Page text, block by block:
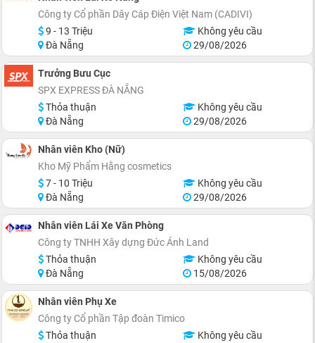
Công ty Cổ phần Dây Cáp Điện Việt Nam (CADIVI)
9 - 13 Triệu
Không yêu cầu
Đà Nẵng
29/08/2026
Trưởng Bưu Cục
SPX EXPRESS ĐÀ NẴNG
Thỏa thuận
Không yêu cầu
Đà Nẵng
29/08/2026
Nhân viên Kho (Nữ)
Kho Mỹ Phẩm Hằng cosmetics
7 - 10 Triệu
Không yêu cầu
Đà Nẵng
29/08/2026
Nhân viên Lái Xe Văn Phòng
Công ty TNHH Xây dựng Đức Ánh Land
Thỏa thuận
Không yêu cầu
Đà Nẵng
15/08/2026
Nhân viên Phụ Xe
Công ty Cổ phần Tập đoàn Timico
Thỏa thuận
Không yêu cầu